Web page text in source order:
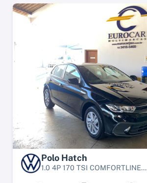
Polo Hatch
1.0 4P 170 TSI COMFORTLINE...